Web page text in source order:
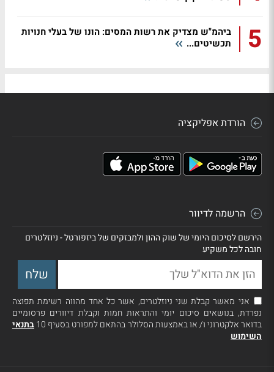
5
ביהמ"ש מצדיק את רשות המסים: הונו של בעלי חנויות
תכשיטים...
הורדת אפליקציה
הרשמה לדיוור
הירשם לסיכום היומי של שוק ההון ולמבזקים של ביזפורטל - ניוזלטרים
חובה לכל משקיע
אני מאשר קבלת שני ניוזלטרים, אשר כל אחד מהווה רשימת תפוצה
נפרדת, בנושאים סיכום יומי והתראות חמות וקבלת דיוורים פרסומיים
בדואר אלקטרוני ו/ או באמצעות הסלולר בהתאם למפורט בסעיף 10
בתנאי
השימוש